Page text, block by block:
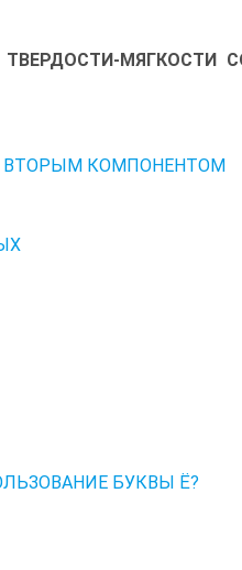
МЯГКОСТИ
ВТОРЫМ КОМПОНЕНТОМ
БУКВЫ Ё?